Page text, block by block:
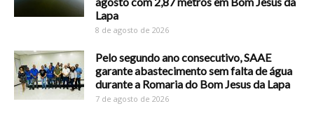
Lapa
8 de agosto de 2026
Pelo segundo ano consecutivo, SAAE
garante abastecimento sem falta de água
durante a Romaria do Bom Jesus da Lapa
7 de agosto de 2026